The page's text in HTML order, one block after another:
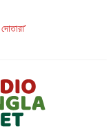
That Challenges